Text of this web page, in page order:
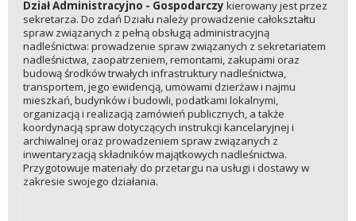
Dział Administracyjno - Gospodarczy kierowany jest przez
sekretarza. Do zdań Działu należy prowadzenie całokształtu
spraw związanych z pełną obsługą administracyjną
nadleśnictwa: prowadzenie spraw związanych z sekretariatem
nadleśnictwa, zaopatrzeniem, remontami, zakupami oraz
budową środków trwałych infrastruktury nadleśnictwa,
transportem, jego ewidencją, umowami dzierżaw i najmu
mieszkań, budynków i budowli, podatkami lokalnymi,
organizacją i realizacją zamówień publicznych, a także
koordynacją spraw dotyczących instrukcji kancelaryjnej i
archiwalnej oraz prowadzeniem spraw związanych z
inwentaryzacją składników majątkowych nadleśnictwa.
Przygotowuje materiały do przetargu na usługi i dostawy w
zakresie swojego działania.